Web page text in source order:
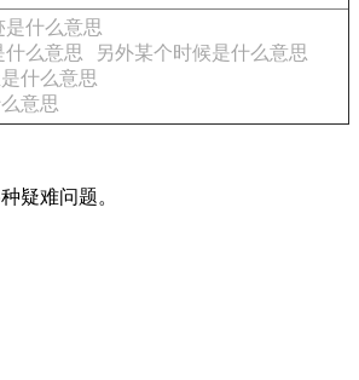
什么意思
什么意思
另外某个时候是什么意思
什么意思
意思
疑难问题。